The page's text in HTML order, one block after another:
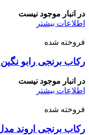
در انبار موجود نیست
اطلاعات بیشتر
فروخته شده
رکاب برنجی رابو
در انبار موجود نیست
اطلاعات بیشتر
فروخته شده
رکاب برنجی اروند